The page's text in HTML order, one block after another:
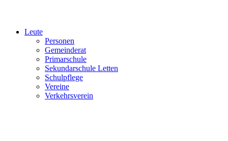
Leute
Personen
Gemeinderat
Primarschule
Sekundarschule Letten
Schulpflege
Vereine
Verkehrsverein